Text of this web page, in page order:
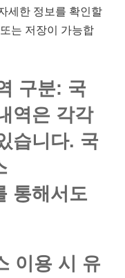
세한 정보를 확인할
는 저장이 가능합
구분: 국
역은 각각
습니다. 국
통해서도
이용 시 유